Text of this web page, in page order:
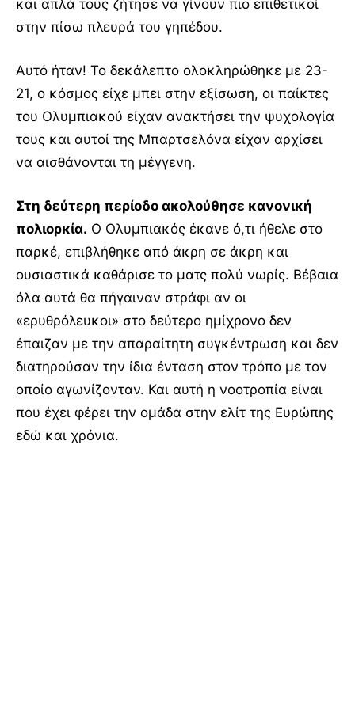
και απλά τους ζήτησε να γίνουν πιο επιθετικοί
στην πίσω πλευρά του γηπέδου.
Αυτό ήταν! Το δεκάλεπτο ολοκληρώθηκε με 23-
21, ο κόσμος είχε μπει στην εξίσωση, οι παίκτες
του Ολυμπιακού είχαν ανακτήσει την ψυχολογία
τους και αυτοί της Μπαρτσελόνα είχαν αρχίσει
να αισθάνονται τη μέγγενη.
Στη δεύτερη περίοδο ακολούθησε κανονική
πολιορκία. Ο Ολυμπιακός έκανε ό,τι ήθελε στο
παρκέ, επιβλήθηκε από άκρη σε άκρη και
ουσιαστικά καθάρισε το ματς πολύ νωρίς. Βέβαια
όλα αυτά θα πήγαιναν στράφι αν οι
«ερυθρόλευκοι» στο δεύτερο ημίχρονο δεν
έπαιζαν με την απαραίτητη συγκέντρωση και δεν
διατηρούσαν την ίδια ένταση στον τρόπο με τον
οποίο αγωνίζονταν. Και αυτή η νοοτροπία είναι
που έχει φέρει την ομάδα στην ελίτ της Ευρώπης
εδώ και χρόνια.